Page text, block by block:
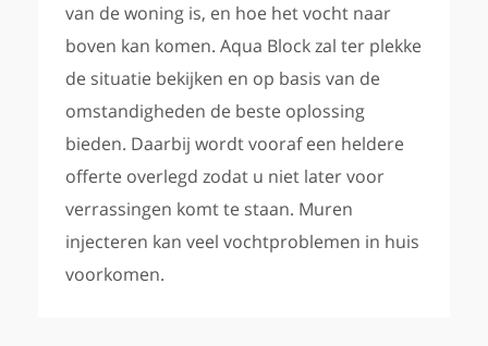
van de woning is, en hoe het vocht naar
boven kan komen. Aqua Block zal ter plekke
de situatie bekijken en op basis van de
omstandigheden de beste oplossing
bieden. Daarbij wordt vooraf een heldere
offerte overlegd zodat u niet later voor
verrassingen komt te staan. Muren
injecteren kan veel vochtproblemen in huis
voorkomen.